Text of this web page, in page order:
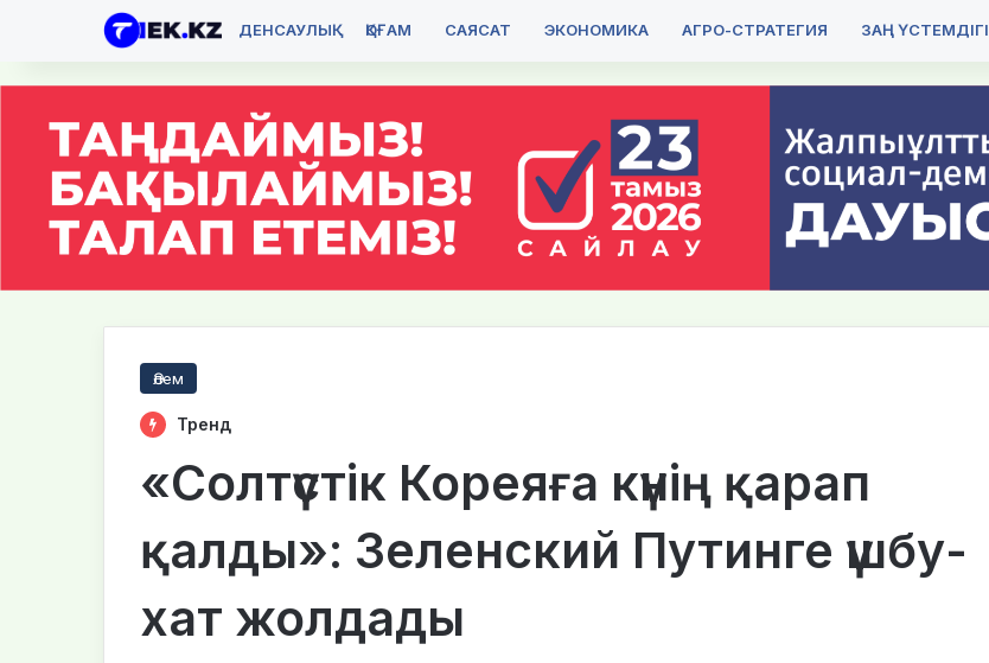
ДЕНСАУЛЫҚ ҚОҒАМ САЯСАТ ЭКОНОМИКА АГРО-СТРАТЕГИЯ ЗАҢ ҮСТЕМДІГІ
Әлем
Тренд
«Солтүстік Кореяға күнің қарап
қалды»: Зеленский Путинге үшбу-
хат жолдады